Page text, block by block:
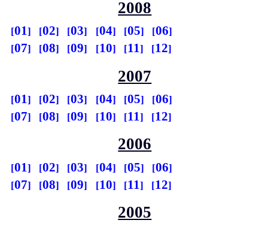
2008
01 02 03 04 05
06
07
08 09 10 11 12
2007
01 02 03 04 05
06
07
08 09 10 11 12
2006
01 02 03 04 05
06
07
08 09 10 11 12
2005